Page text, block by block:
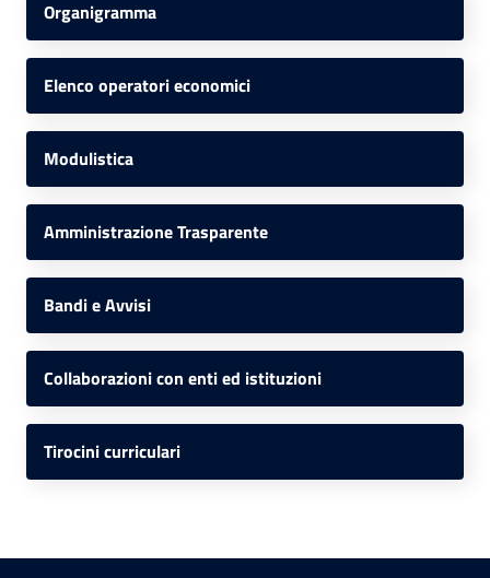
Organigramma
Elenco operatori economici
Modulistica
Amministrazione Trasparente
Bandi e Avvisi
Collaborazioni con enti ed istituzioni
Tirocini curriculari